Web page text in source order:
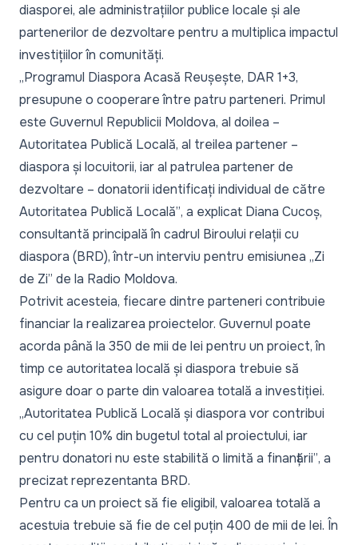
diasporei, ale administrațiilor publice locale și ale
partenerilor de dezvoltare pentru a multiplica impactul
investițiilor în comunități.
„Programul Diaspora Acasă Reușește, DAR 1+3,
presupune o cooperare între patru parteneri. Primul
este Guvernul Republicii Moldova, al doilea –
Autoritatea Publică Locală, al treilea partener –
diaspora și locuitorii, iar al patrulea partener de
dezvoltare – donatorii identificați individual de către
Autoritatea Publică Locală”, a explicat Diana Cucoș,
consultantă principală în cadrul Biroului relații cu
diaspora (BRD), într-un interviu pentru emisiunea „Zi
de Zi” de la Radio Moldova.
Potrivit acesteia, fiecare dintre parteneri contribuie
financiar la realizarea proiectelor. Guvernul poate
acorda până la 350 de mii de lei pentru un proiect, în
timp ce autoritatea locală și diaspora trebuie să
asigure doar o parte din valoarea totală a investiției.
„Autoritatea Publică Locală și diaspora vor contribui
cu cel puțin 10% din bugetul total al proiectului, iar
pentru donatori nu este stabilită o limită a finanțării”, a
precizat reprezentanta BRD.
Pentru ca un proiect să fie eligibil, valoarea totală a
acestuia trebuie să fie de cel puțin 400 de mii de lei. În